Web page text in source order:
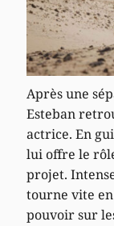
Après une
Esteban
actrice. En
lui offre le
projet.
tourne vite
pouvoir sur